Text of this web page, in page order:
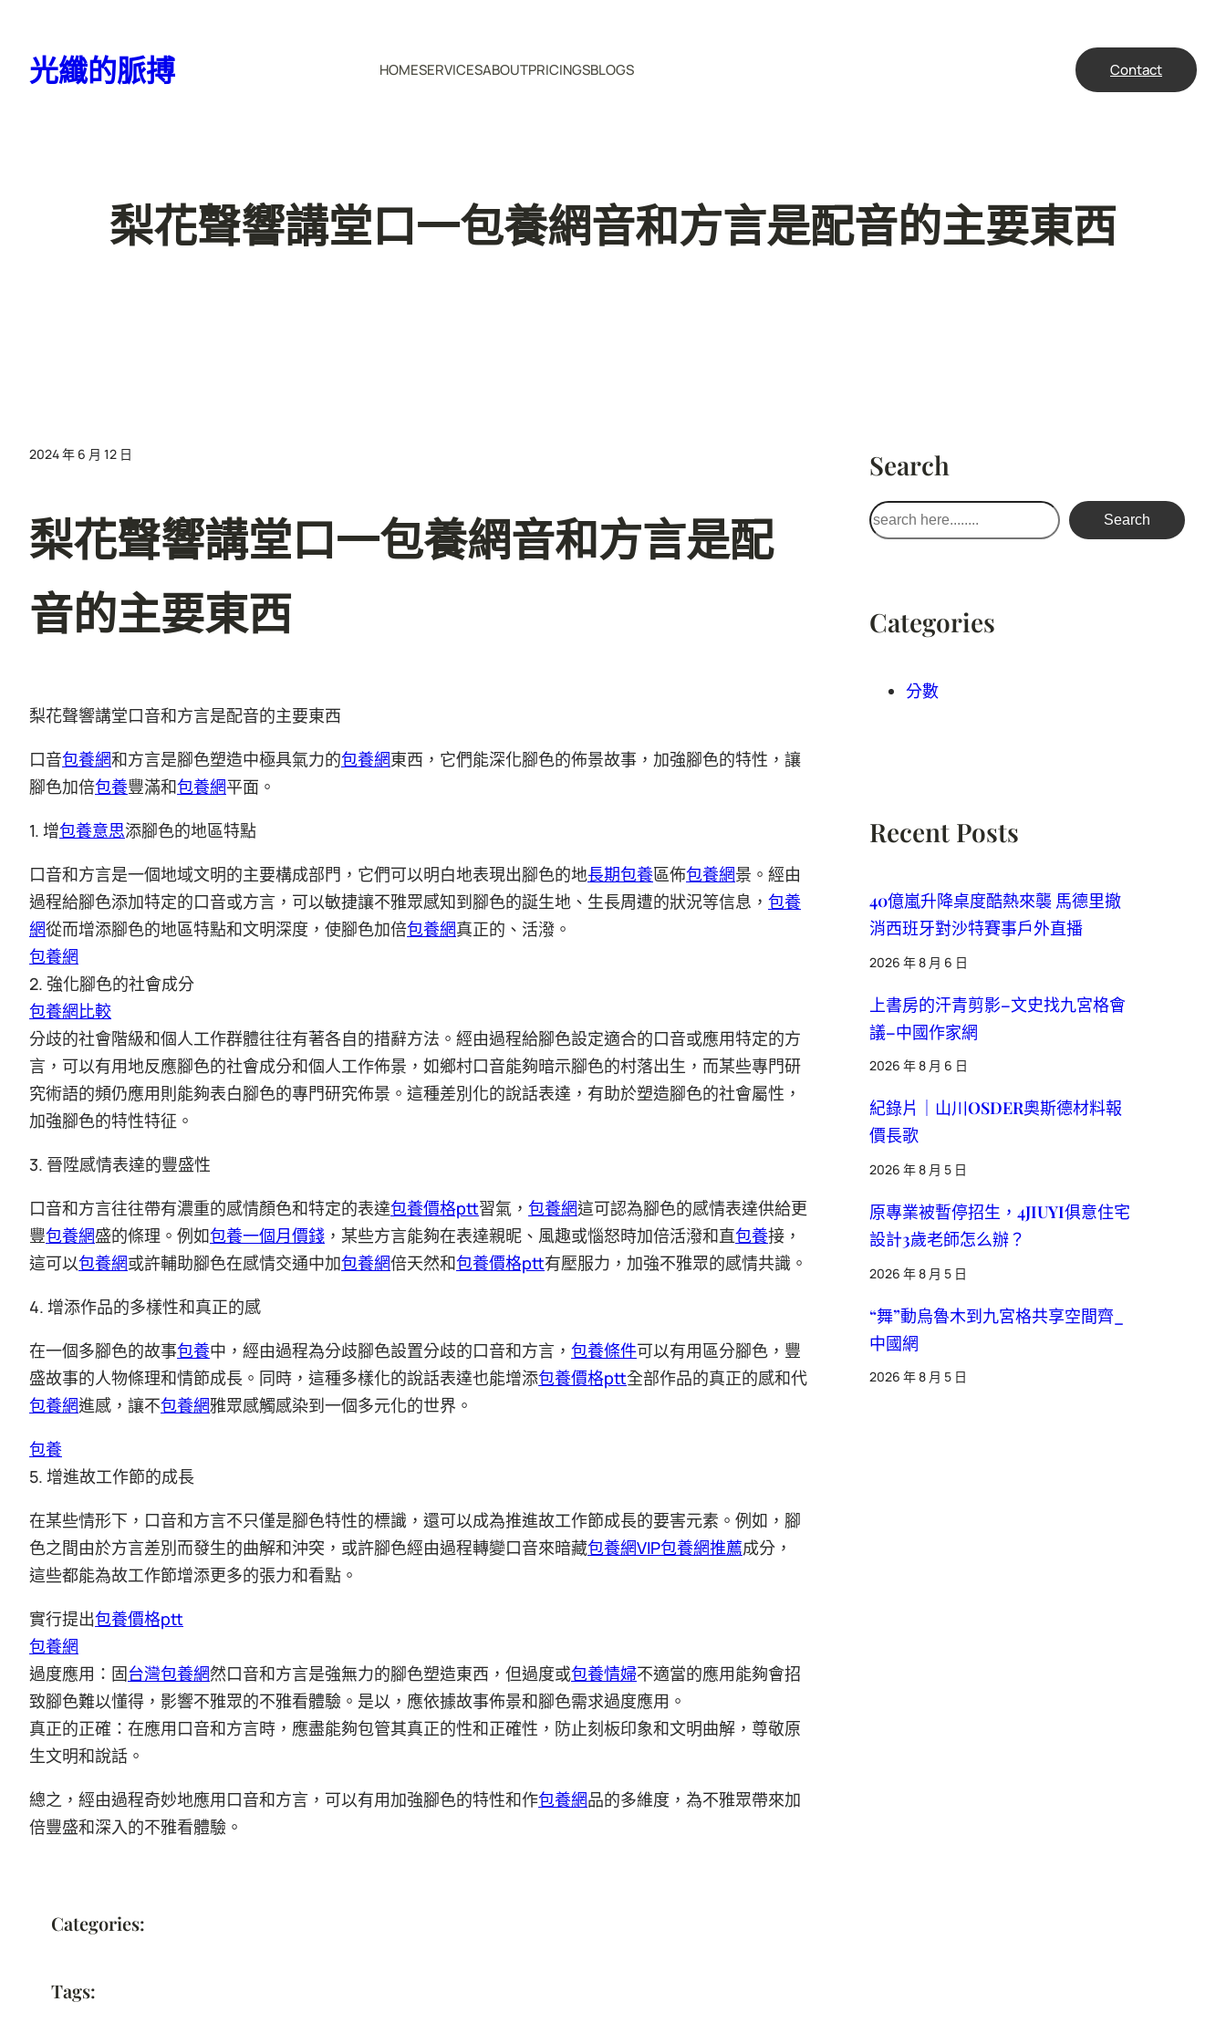
光纖的脈搏 HOMESERVICESABOUTPRICINGSBLOGS Contact
梨花聲響講堂口一包養網音和方言是配音的主要東西
2024 年 6 月 12 日
梨花聲響講堂口一包養網音和方言是配
音的主要東西
梨花聲響講堂口音和方言是配音的主要東西
口音包養網和方言是腳色塑造中極具氣力的包養網東西，它們能深化腳色的佈景故事，加強腳色的特性，讓
腳色加倍包養豐滿和包養網平面。
1. 增包養意思添腳色的地區特點
口音和方言是一個地域文明的主要構成部門，它們可以明白地表現出腳色的地長期包養區佈包養網景。經由
過程給腳色添加特定的口音或方言，可以敏捷讓不雅眾感知到腳色的誕生地、生長周遭的狀況等信息， 包養
網從而增添腳色的地區特點和文明深度，使腳色加倍包養網真正的、活潑。
包養網
2. 強化腳色的社會成分
包養網比較
分歧的社會階級和個人工作群體往往有著各自的措辭方法。經由過程給腳色設定適合的口音或應用特定的方
言，可以有用地反應腳色的社會成分和個人工作佈景，如鄉村口音能夠暗示腳色的村落出生，而某些專門研
究術語的頻仍應用則能夠表白腳色的專門研究佈景。這種差別化的說話表達，有助於塑造腳色的社會屬性，
加強腳色的特性特征。
3. 晉陞感情表達的豐盛性
口音和方言往往帶有濃重的感情顏色和特定的表達包養價格ptt習氣， 包養網這可認為腳色的感情表達供給更
豐包養網盛的條理。例如包養一個月價錢 ，某些方言能夠在表達親昵、風趣或惱怒時加倍活潑和直包養接，
這可以包養網或許輔助腳色在感情交通中加包養網倍天然和包養價格ptt有壓服力，加強不雅眾的感情共識。
4. 增添作品的多樣性和真正的感
在一個多腳色的故事包養中，經由過程為分歧腳色設置分歧的口音和方言， 包養條件可以有用區分腳色，豐
盛故事的人物條理和情節成長。同時，這種多樣化的說話表達也能增添包養價格ptt全部作品的真正的感和代
包養網進感，讓不包養網雅眾感觸感染到一個多元化的世界。
包養
5. 增進故工作節的成長
在某些情形下，口音和方言不只僅是腳色特性的標識，還可以成為推進故工作節成長的要害元素。例如，腳
色之間由於方言差別而發生的曲解和沖突，或許腳色經由過程轉變口音來暗藏包養網VIP包養網推薦成分，
這些都能為故工作節增添更多的張力和看點。
實行提出包養價格ptt
包養網
過度應用：固台灣包養網然口音和方言是強無力的腳色塑造東西，但過度或包養情婦不適當的應用能夠會招
致腳色難以懂得，影響不雅眾的不雅看體驗。是以，應依據故事佈景和腳色需求過度應用。
真正的正確：在應用口音和方言時，應盡能夠包管其真正的性和正確性，防止刻板印象和文明曲解，尊敬原
生文明和說話。
總之，經由過程奇妙地應用口音和方言，可以有用加強腳色的特性和作包養網品的多維度，為不雅眾帶來加
倍豐盛和深入的不雅看體驗。
Categories:
Tags:
Search
搜
尋
Search
Categories
分數
Recent Posts
40億嵐升降桌度酷熱來襲 馬德里撤
消西班牙對沙特賽事戶外直播
2026 年 8 月 6 日
上書房的汗青剪影–文史找九宮格會
議–中國作家網
2026 年 8 月 6 日
紀錄片｜山川OSDER奧斯德材料報
價長歌
2026 年 8 月 5 日
原專業被暫停招生，4JIUYI俱意住宅
設計3歲老師怎么辦？
2026 年 8 月 5 日
“舞”動烏魯木到九宮格共享空間齊_
中國網
2026 年 8 月 5 日